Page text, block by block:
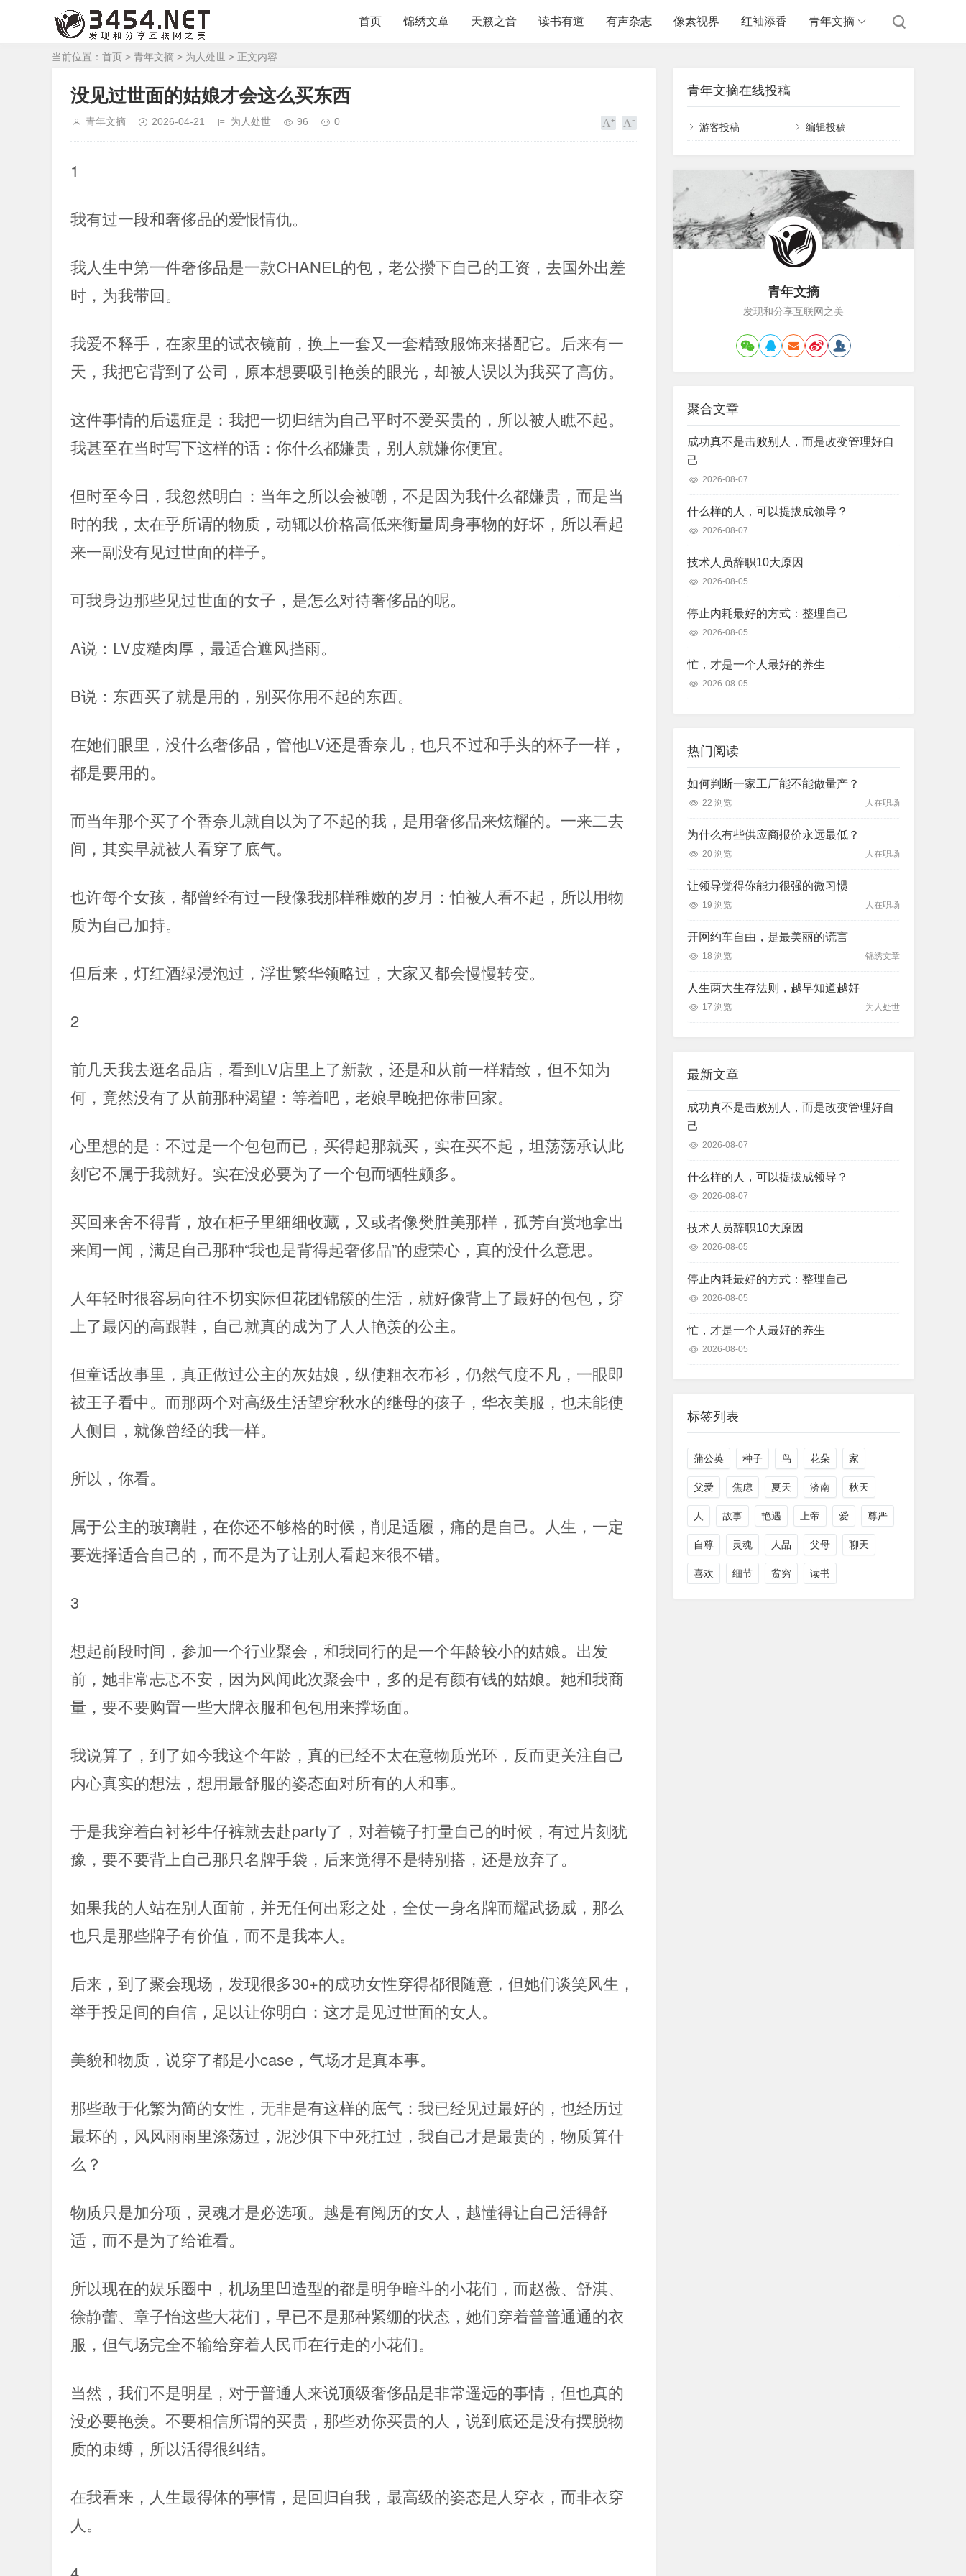
首页 锦绣文章 天籁之音 读书有道 有声杂志 像素视界 红袖添香 青年文摘
当前位置： 首页 > 青年文摘 > 为人处世 > 正文内容
没见过世面的姑娘才会这么买东西
青年文摘 2026-04-21 为人处世 96 0
1
我有过一段和奢侈品的爱恨情仇。
我人生中第一件奢侈品是一款CHANEL的包，老公攒下自己的工资，去国外出差
时，为我带回。
我爱不释手，在家里的试衣镜前，换上一套又一套精致服饰来搭配它。后来有一
天，我把它背到了公司，原本想要吸引艳羡的眼光，却被人误以为我买了高仿。
这件事情的后遗症是：我把一切归结为自己平时不爱买贵的，所以被人瞧不起。
我甚至在当时写下这样的话：你什么都嫌贵，别人就嫌你便宜。
但时至今日，我忽然明白：当年之所以会被嘲，不是因为我什么都嫌贵，而是当
时的我，太在乎所谓的物质，动辄以价格高低来衡量周身事物的好坏，所以看起
来一副没有见过世面的样子。
可我身边那些见过世面的女子，是怎么对待奢侈品的呢。
A说：LV皮糙肉厚，最适合遮风挡雨。
B说：东西买了就是用的，别买你用不起的东西。
在她们眼里，没什么奢侈品，管他LV还是香奈儿，也只不过和手头的杯子一样，
都是要用的。
而当年那个买了个香奈儿就自以为了不起的我，是用奢侈品来炫耀的。一来二去
间，其实早就被人看穿了底气。
也许每个女孩，都曾经有过一段像我那样稚嫩的岁月：怕被人看不起，所以用物
质为自己加持。
但后来，灯红酒绿浸泡过，浮世繁华领略过，大家又都会慢慢转变。
2
前几天我去逛名品店，看到LV店里上了新款，还是和从前一样精致，但不知为
何，竟然没有了从前那种渴望：等着吧，老娘早晚把你带回家。
心里想的是：不过是一个包包而已，买得起那就买，实在买不起，坦荡荡承认此
刻它不属于我就好。实在没必要为了一个包而牺牲颇多。
买回来舍不得背，放在柜子里细细收藏，又或者像樊胜美那样，孤芳自赏地拿出
来闻一闻，满足自己那种“我也是背得起奢侈品”的虚荣心，真的没什么意思。
人年轻时很容易向往不切实际但花团锦簇的生活，就好像背上了最好的包包，穿
上了最闪的高跟鞋，自己就真的成为了人人艳羡的公主。
但童话故事里，真正做过公主的灰姑娘，纵使粗衣布衫，仍然气度不凡，一眼即
被王子看中。而那两个对高级生活望穿秋水的继母的孩子，华衣美服，也未能使
人侧目，就像曾经的我一样。
所以，你看。
属于公主的玻璃鞋，在你还不够格的时候，削足适履，痛的是自己。人生，一定
要选择适合自己的，而不是为了让别人看起来很不错。
3
想起前段时间，参加一个行业聚会，和我同行的是一个年龄较小的姑娘。出发
前，她非常忐忑不安，因为风闻此次聚会中，多的是有颜有钱的姑娘。她和我商
量，要不要购置一些大牌衣服和包包用来撑场面。
我说算了，到了如今我这个年龄，真的已经不太在意物质光环，反而更关注自己
内心真实的想法，想用最舒服的姿态面对所有的人和事。
于是我穿着白衬衫牛仔裤就去赴party了，对着镜子打量自己的时候，有过片刻犹
豫，要不要背上自己那只名牌手袋，后来觉得不是特别搭，还是放弃了。
如果我的人站在别人面前，并无任何出彩之处，全仗一身名牌而耀武扬威，那么
也只是那些牌子有价值，而不是我本人。
后来，到了聚会现场，发现很多30+的成功女性穿得都很随意，但她们谈笑风生，
举手投足间的自信，足以让你明白：这才是见过世面的女人。
美貌和物质，说穿了都是小case，气场才是真本事。
那些敢于化繁为简的女性，无非是有这样的底气：我已经见过最好的，也经历过
最坏的，风风雨雨里涤荡过，泥沙俱下中死扛过，我自己才是最贵的，物质算什
么？
物质只是加分项，灵魂才是必选项。越是有阅历的女人，越懂得让自己活得舒
适，而不是为了给谁看。
所以现在的娱乐圈中，机场里凹造型的都是明争暗斗的小花们，而赵薇、舒淇、
徐静蕾、章子怡这些大花们，早已不是那种紧绷的状态，她们穿着普普通通的衣
服，但气场完全不输给穿着人民币在行走的小花们。
当然，我们不是明星，对于普通人来说顶级奢侈品是非常遥远的事情，但也真的
没必要艳羡。不要相信所谓的买贵，那些劝你买贵的人，说到底还是没有摆脱物
质的束缚，所以活得很纠结。
在我看来，人生最得体的事情，是回归自我，最高级的姿态是人穿衣，而非衣穿
人。
青年文摘在线投稿
游客投稿 编辑投稿
青年文摘
发现和分享互联网之美
聚合文章
成功真不是击败别人，而是改变管理好自
己
2026-08-07
什么样的人，可以提拔成领导？
2026-08-07
技术人员辞职10大原因
2026-08-05
停止内耗最好的方式：整理自己
2026-08-05
忙，才是一个人最好的养生
2026-08-05
热门阅读
如何判断一家工厂能不能做量产？
22 浏览 人在职场
为什么有些供应商报价永远最低？
20 浏览 人在职场
让领导觉得你能力很强的微习惯
19 浏览 人在职场
开网约车自由，是最美丽的谎言
18 浏览 锦绣文章
人生两大生存法则，越早知道越好
17 浏览 为人处世
最新文章
成功真不是击败别人，而是改变管理好自
己
2026-08-07
什么样的人，可以提拔成领导？
2026-08-07
技术人员辞职10大原因
2026-08-05
停止内耗最好的方式：整理自己
2026-08-05
忙，才是一个人最好的养生
2026-08-05
标签列表
蒲公英 种子 鸟 花朵 家
父爱 焦虑 夏天 济南 秋天
人 故事 艳遇 上帝 爱 尊严
自尊 灵魂 人品 父母 聊天
喜欢 细节 贫穷 读书